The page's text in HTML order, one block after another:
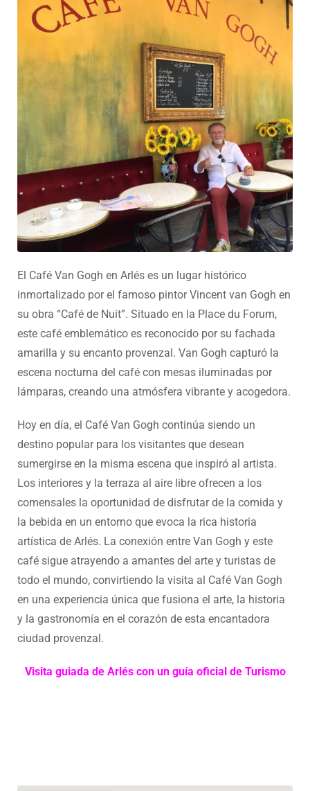
El Café Van Gogh en Arlés es un lugar histórico
inmortalizado por el famoso pintor Vincent van Gogh en
su obra “Café de Nuit”. Situado en la Place du Forum,
este café emblemático es reconocido por su fachada
amarilla y su encanto provenzal. Van Gogh capturó la
escena nocturna del café con mesas iluminadas por
lámparas, creando una atmósfera vibrante y acogedora.
Hoy en día, el Café Van Gogh continúa siendo un
destino popular para los visitantes que desean
sumergirse en la misma escena que inspiró al artista.
Los interiores y la terraza al aire libre ofrecen a los
comensales la oportunidad de disfrutar de la comida y
la bebida en un entorno que evoca la rica historia
artística de Arlés. La conexión entre Van Gogh y este
café sigue atrayendo a amantes del arte y turistas de
todo el mundo, convirtiendo la visita al Café Van Gogh
en una experiencia única que fusiona el arte, la historia
y la gastronomía en el corazón de esta encantadora
ciudad provenzal.
Visita guiada de Arlés con un guía oficial de Turismo